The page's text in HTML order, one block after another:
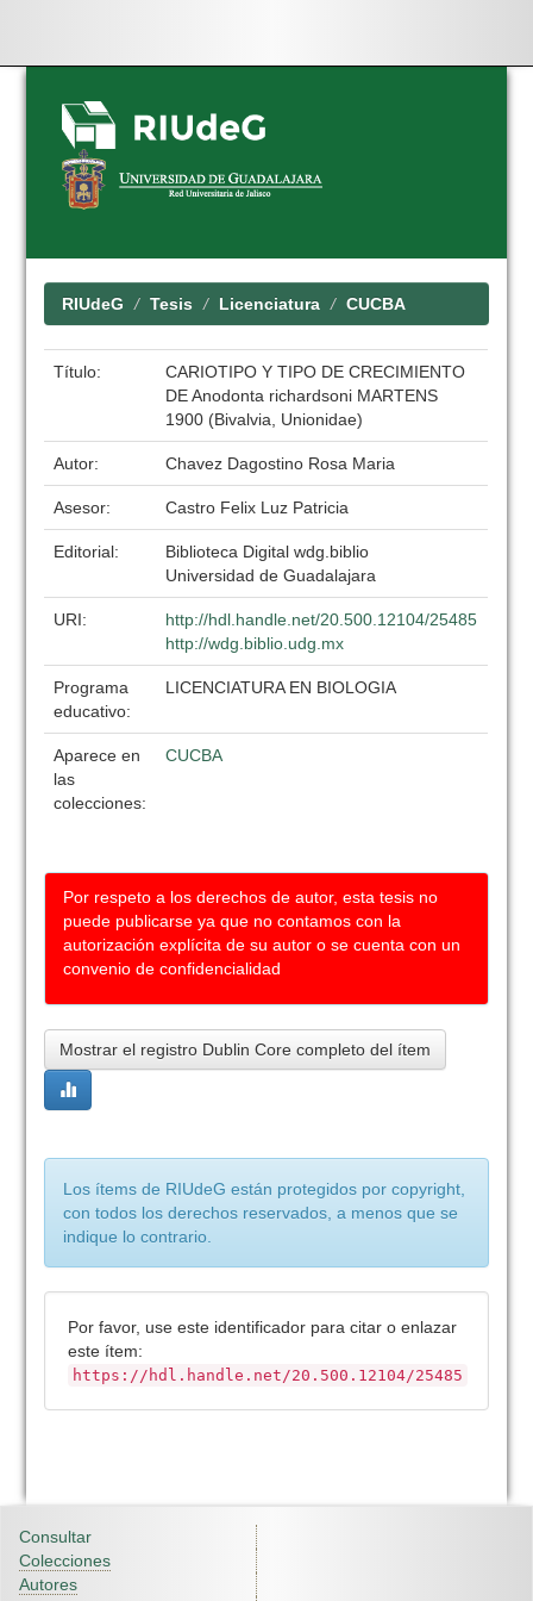
Skip
navigation
RIUdeG Tesis Licenciatura CUCBA
Título:
CARIOTIPO Y TIPO DE CRECIMIENTO
DE Anodonta richardsoni MARTENS
1900 (Bivalvia, Unionidae)
Autor: Chavez Dagostino Rosa Maria
Asesor: Castro Felix Luz Patricia
Editorial:
Biblioteca Digital wdg.biblio
Universidad de Guadalajara
URI:
http://hdl.handle.net/20.500.12104/25485
http://wdg.biblio.udg.mx
Programa
educativo:
LICENCIATURA EN BIOLOGIA
Aparece en
las
colecciones:
CUCBA
Por respeto a los derechos de autor, esta tesis no
puede publicarse ya que no contamos con la
autorización explícita de su autor o se cuenta con un
convenio de confidencialidad
Mostrar el registro Dublin Core completo del ítem
Los ítems de RIUdeG están protegidos por copyright,
con todos los derechos reservados, a menos que se
indique lo contrario.
Por favor, use este identificador para citar o enlazar
este ítem:
https://hdl.handle.net/20.500.12104/25485
Consultar
Colecciones
Autores